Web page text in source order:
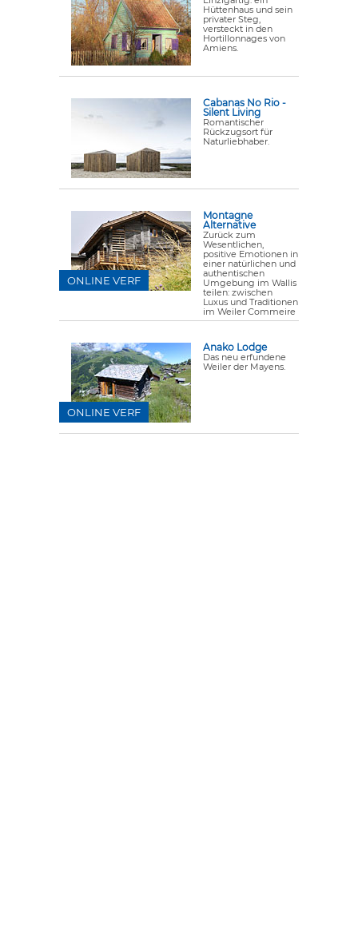
Hüttenhaus und sein
privater Steg,
versteckt in den
Hortillonnages von
Amiens.
Cabanas No Rio -
Silent Living
Romantischer
Rückzugsort für
Naturliebhaber.
Montagne
Alternative
Zurück zum
Wesentlichen,
positive Emotionen in
einer natürlichen und
authentischen
Umgebung im Wallis
teilen: zwischen
Luxus und Traditionen
im Weiler Commeire
ONLINE VERF
Anako Lodge
Das neu erfundene
Weiler der Mayens.
ONLINE VERF